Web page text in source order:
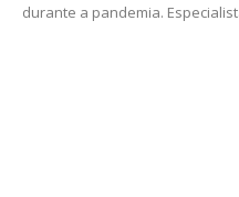
durante a pandemia.